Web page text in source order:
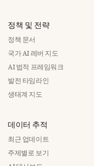
정책 및 전략
정책 문서
국가 AI 레버 지도
AI 법적 프레임워크
발전 타임라인
생태계 지도
데이터 추적
최근 업데이트
주제별로 보기